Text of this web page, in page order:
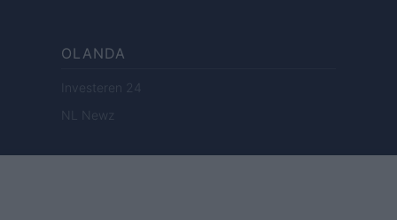
OLANDA
Investeren 24
NL Newz